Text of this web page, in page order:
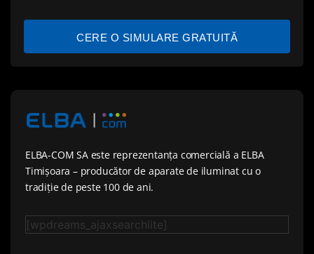
CERE O SIMULARE GRATUITĂ
ELBA-COM SA este reprezentanța comercială a ELBA
Timișoara – producător de aparate de iluminat cu o
tradiție de peste 100 de ani.
[wpdreams_ajaxsearchlite]